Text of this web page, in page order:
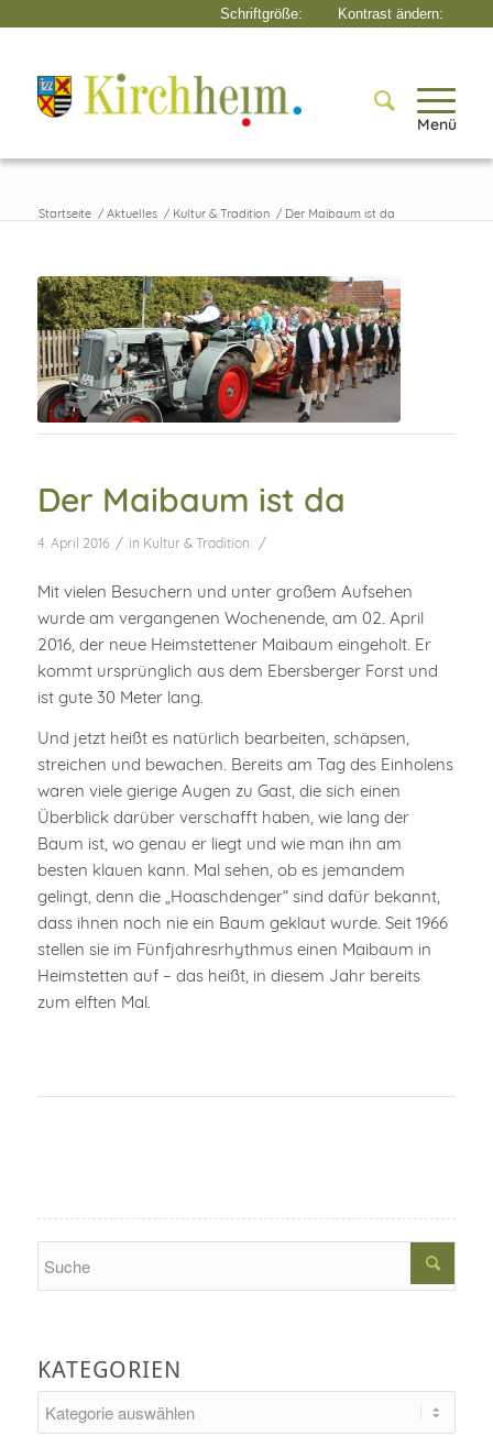
Menü
Startseite / Aktuelles / Kultur & Tradition / Der Maibaum ist da
Der Maibaum ist da
4. April 2016 / in Kultur & Tradition /
Mit vielen Besuchern und unter großem Aufsehen
wurde am vergangenen Wochenende, am 02. April
2016, der neue Heimstettener Maibaum eingeholt. Er
kommt ursprünglich aus dem Ebersberger Forst und
ist gute 30 Meter lang.
Und jetzt heißt es natürlich bearbeiten, schäpsen,
streichen und bewachen. Bereits am Tag des Einholens
waren viele gierige Augen zu Gast, die sich einen
Überblick darüber verschafft haben, wie lang der
Baum ist, wo genau er liegt und wie man ihn am
besten klauen kann. Mal sehen, ob es jemandem
gelingt, denn die „Hoaschdenger“ sind dafür bekannt,
dass ihnen noch nie ein Baum geklaut wurde. Seit 1966
stellen sie im Fünfjahresrhythmus einen Maibaum in
Heimstetten auf – das heißt, in diesem Jahr bereits
zum elften Mal.
KATEGORIEN